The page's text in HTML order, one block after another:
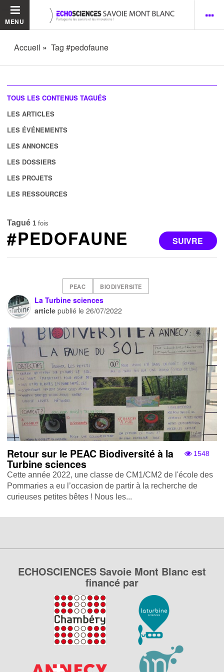
MENU
Accueil Tag #pedofaune
TOUS LES CONTENUS TAGUÉS
LES ARTICLES
LES ÉVÉNEMENTS
LES ANNONCES
LES DOSSIERS
LES PROJETS
LES RESSOURCES
Tagué 1 fois
SUIVRE
#PEDOFAUNE
PEAC BIODIVERSITE
La Turbine sciences
article publié le26/07/2022
1548
Retour sur le PEAC Biodiversité à la
Turbine sciences
Cette année 2022, une classe de CM1/CM2 de l'école des
Pommaries a eu l’occasion de partir à la recherche de
curieuses petites bêtes ! Nous les...
ECHOSCIENCES Savoie Mont Blanc est
financé par